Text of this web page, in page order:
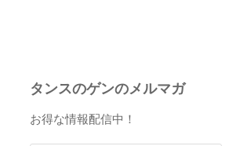
タンスのゲンのメルマガ
お得な情報配信中！